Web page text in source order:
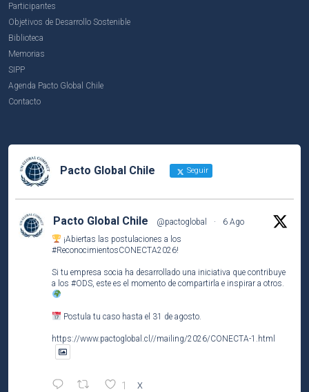
Participantes
Objetivos de Desarrollo Sostenible
Biblioteca
Memorias
SIPP
Agenda Pacto Global Chile
Contacto
Pacto Global Chile Seguir
Pacto Global Chile @pactoglobal ·
6 Ago
¡Abiertas las postulaciones a los
#ReconocimientosCONECTA2026!
Si tu empresa socia ha desarrollado una iniciativa que contribuye
a los #ODS , este es el momento de compartirla e inspirar a otros.
Postula tu caso hasta el 31 de agosto.
https://www.pactoglobal.cl//mailing/2026/CONECTA-1.html
1 X